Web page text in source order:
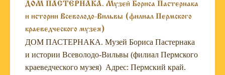
ДОМ ПАСТЕРНАКА. Музей Бориса Пастернака
и истории Всеволодо-Вильвы (филиал Пермского
краеведческого музея)
ДОМ ПАСТЕРНАКА. Музей Бориса Пастернака
и истории Всеволодо-Вильвы (филиал Пермского
краеведческого музея) Адрес: Пермский край.